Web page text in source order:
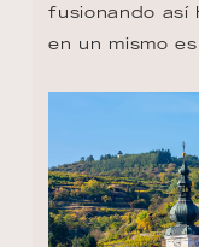
fusionando así
en un mismo